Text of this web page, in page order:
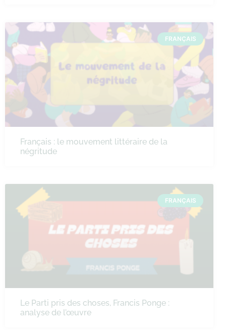
FRANÇAIS
Français : le mouvement littéraire de la
négritude
FRANÇAIS
Le Parti pris des choses, Francis Ponge :
analyse de l’œuvre